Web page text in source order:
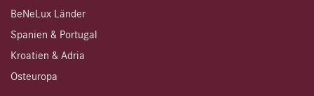
BeNeLux Länder
Spanien & Portugal
Kroatien & Adria
Osteuropa